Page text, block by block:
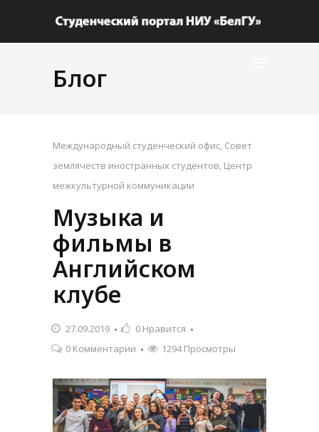
Блог
Международный студенческий офис, Совет
землячеств иностранных студентов, Центр
межкультурной коммуникации
Музыка и
фильмы в
Английском
клубе
27.09.2019 0 Нравится
0 Комментарии
1294 Просмотры